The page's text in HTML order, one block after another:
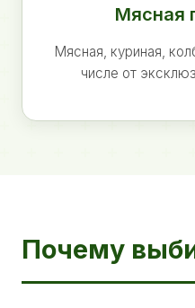
Мясная
Мясная, куриная,
числе от
Почему